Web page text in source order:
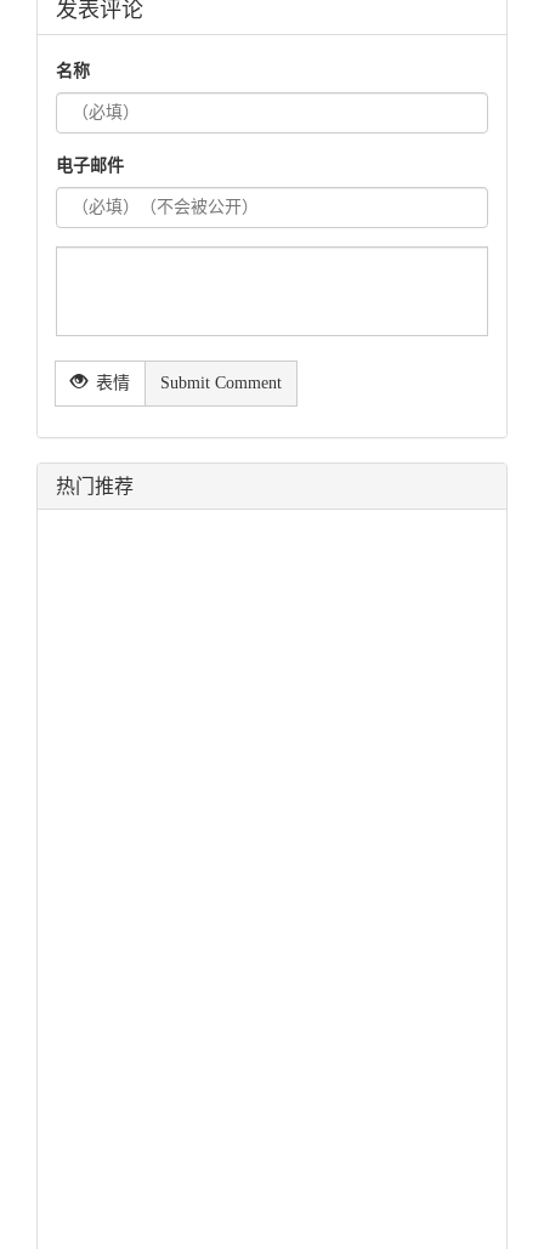
发表评论
名称
电子邮件
表情 Submit Comment
热门推荐